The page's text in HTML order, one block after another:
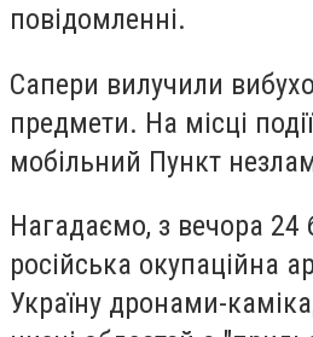
повідомленні.
Сапери вилучили
предмети. На місці
мобільний Пункт
Нагадаємо, з вечора 24
російська окупаційна
Україну дронами-